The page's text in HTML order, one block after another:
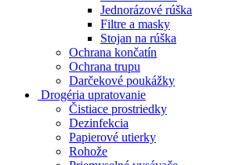
Jednorázové rúška
Filtre a masky
Stojan na rúška
Ochrana končatín
Ochrana trupu
Darčekové poukážky
Drogéria upratovanie
Čistiace prostriedky
Dezinfekcia
Papierové utierky
Rohože